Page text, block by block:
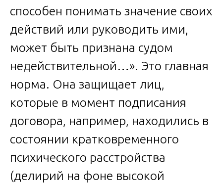
способен понимать значение своих
действий или руководить ими,
может быть признана судом
недействительной…». Это главная
норма. Она защищает лиц,
которые в момент подписания
договора, например, находились в
состоянии кратковременного
психического расстройства
(делирий на фоне высокой